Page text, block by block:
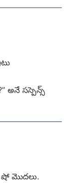
అనే సస్పెన్స్
షో మొదలు.